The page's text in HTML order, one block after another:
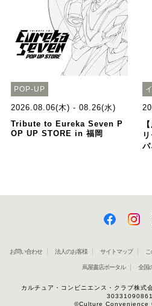
POP-UP
2026.08.06(木) - 08.26(水)
Tribute to Eureka Seven P
OP UP STORE in 福岡
お問い合わせ 法人のお客様 サイトマップ
蔦屋書店ポータル 全国
カルチュア・コンビニエンス・クラブ株
©Culture Convenience